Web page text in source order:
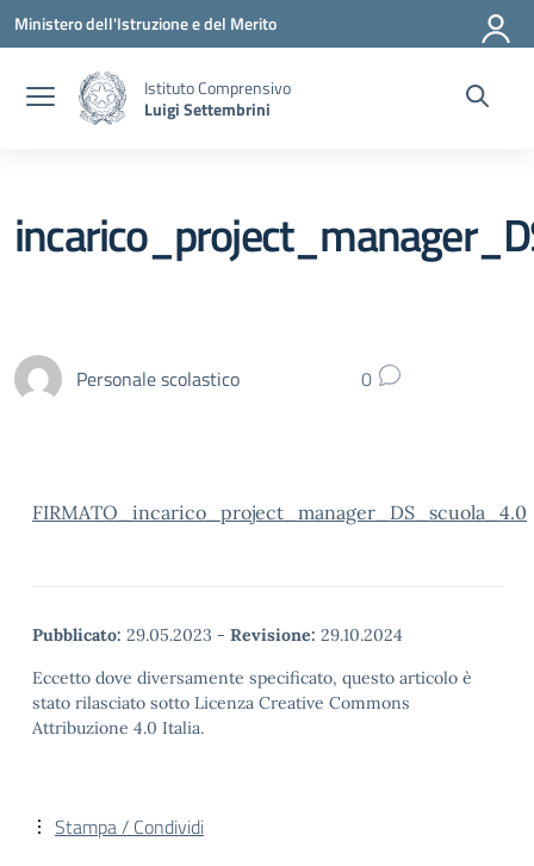
Vai ai contenuti
Vai al menu di navigazione
Vai al footer
Ministero dell'Istruzione e del Merito
Istituto Comprensivo
Luigi Settembrini
Personale scolastico 0
FIRMATO_incarico_project_manager_DS_scuola_4.0
Pubblicato: 29.05.2023 - Revisione: 29.10.2024
Eccetto dove diversamente specificato, questo articolo è
stato rilasciato sotto Licenza Creative Commons
Attribuzione 4.0 Italia.
Stampa / Condividi